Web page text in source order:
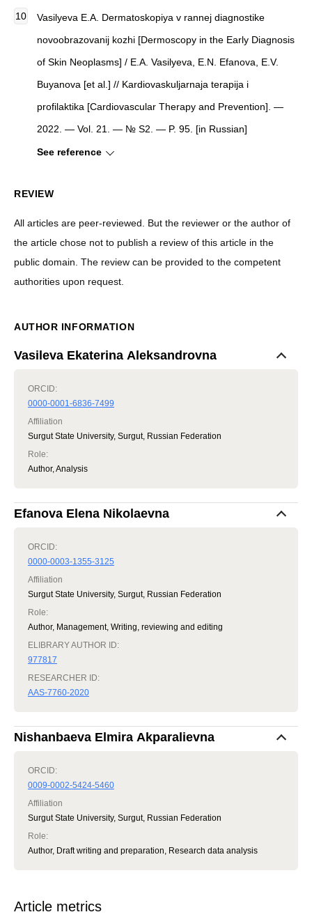
Vasilyeva E.A. Dermatoskopiya v rannej diagnostike
novoobrazovanij kozhi [Dermoscopy in the Early Diagnosis
of Skin Neoplasms] / E.A. Vasilyeva, E.N. Efanova, E.V.
Buyanova [et al.] // Kardiovaskuljarnaja terapija i
profilaktika [Cardiovascular Therapy and Prevention]. —
2022. — Vol. 21. — № S2. — P. 95. [in Russian]
See reference
REVIEW
All articles are peer-reviewed. But the reviewer or the author of
the article chose not to publish a review of this article in the
public domain. The review can be provided to the competent
authorities upon request.
AUTHOR INFORMATION
Vasileva Ekaterina Aleksandrovna
ORCID:
0000-0001-6836-7499
Affiliation
Surgut State University, Surgut, Russian Federation
Role:
Author, Analysis
Efanova Elena Nikolaevna
ORCID:
0000-0003-1355-3125
Affiliation
Surgut State University, Surgut, Russian Federation
Role:
Author, Management, Writing, reviewing and editing
ELIBRARY AUTHOR ID:
977817
RESEARCHER ID:
AAS-7760-2020
Nishanbaeva Elmira Akparalievna
ORCID:
0009-0002-5424-5460
Affiliation
Surgut State University, Surgut, Russian Federation
Role:
Author, Draft writing and preparation, Research data analysis
Article metrics